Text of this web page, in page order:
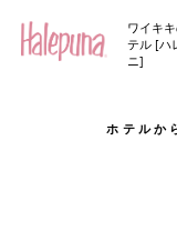
ワイキ
テル [ハ
ニ]
ホテルか